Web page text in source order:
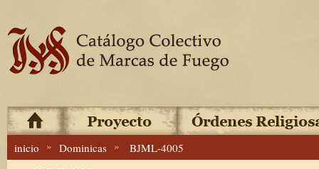
inicio » Dominicas » BJML-4005